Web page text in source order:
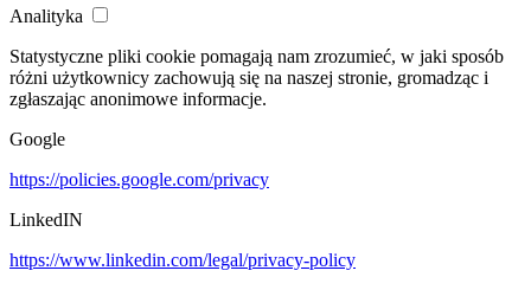
Analityka
Statystyczne pliki cookie pomagają nam zrozumieć, w jaki sposób
różni użytkownicy zachowują się na naszej stronie, gromadząc i
zgłaszając anonimowe informacje.
Google
https://policies.google.com/privacy
LinkedIN
https://www.linkedin.com/legal/privacy-policy